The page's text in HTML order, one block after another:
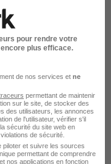
Guyane
pour rendre votre
plus efficace.
de nos services et ne
permettant de maintenir
sur le site, de stocker des
des utilisateurs, les annonces
de l'utilisateur, vérifier s'il
sécurité du site web en
de sécurité.
piloter et suivre les sources
permettant de comprendre
nos applications en fonction